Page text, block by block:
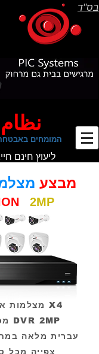
בס''ד
המומחים
ליעוץ חינם
2MP מצלמות אבטחה X4
מכשיר הקלטה DVR 2MP
עברית מלאה
צפייה מכל
מבצע
2MP